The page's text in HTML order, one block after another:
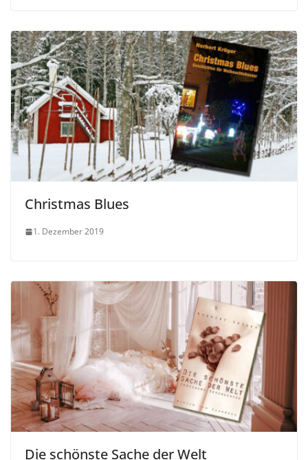
Christmas Blues
1. Dezember 2019
Die schönste Sache der Welt